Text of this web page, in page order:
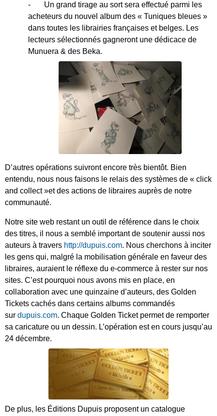
- Un grand tirage au sort sera effectué parmi les
acheteurs du nouvel album des « Tuniques bleues »
dans toutes les librairies françaises et belges. Les
lecteurs sélectionnés gagneront une dédicace de
Munuera & des Beka.
D’autres opérations suivront encore très bientôt. Bien
entendu, nous nous faisons le relais des systèmes de « click
and collect »et des actions de libraires auprès de notre
communauté.
Notre site web restant un outil de référence dans le choix
des titres, il nous a semblé important de soutenir aussi nos
auteurs à travers http://dupuis.com. Nous cherchons à inciter
les gens qui, malgré la mobilisation générale en faveur des
libraires, auraient le réflexe du e-commerce à rester sur nos
sites. C’est pourquoi nous avons mis en place, en
collaboration avec une quinzaine d’auteurs, des Golden
Tickets cachés dans certains albums commandés
sur dupuis.com. Chaque Golden Ticket permet de remporter
sa caricature ou un dessin. L’opération est en cours jusqu’au
24 décembre.
De plus, les Éditions Dupuis proposent un catalogue